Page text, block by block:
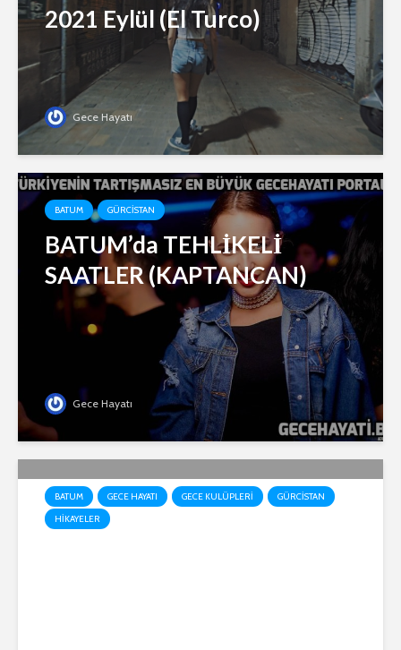
2021 Eylül (El Turco)
Gece Hayatı
BATUM GÜRCISTAN
BATUM’da TEHLİKELİ
SAATLER (KAPTANCAN)
Gece Hayatı
BATUM GECE HAYATI GECE KULÜPLERI
GÜRCISTAN
HIKAYELER